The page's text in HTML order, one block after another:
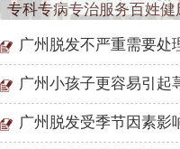
专科专病专治服务百姓健
广州脱发不严重需要处
广州小孩子更容易引起
广州脱发受季节因素影